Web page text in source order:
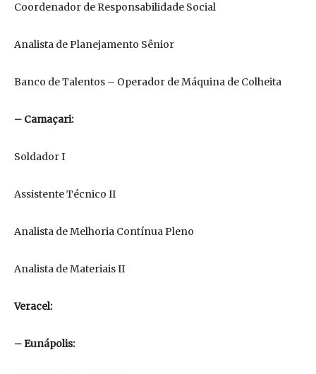
Coordenador de Responsabilidade Social
Analista de Planejamento Sênior
Banco de Talentos – Operador de Máquina de Colheita
– Camaçari:
Soldador I
Assistente Técnico II
Analista de Melhoria Contínua Pleno
Analista de Materiais II
Veracel:
– Eunápolis: